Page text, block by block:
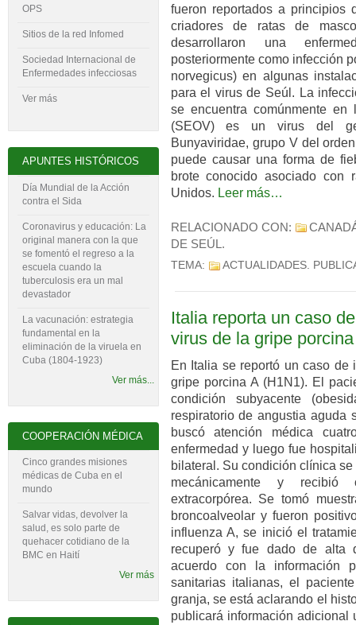
fueron reportados a principios
criadores de ratas de
desarrollaron una
posteriormente como infección
norvegicus) en algunas
para el virus de Seúl. La
se encuentra comúnmente
(SEOV) es un virus del
Bunyaviridae, grupo V del
puede causar una forma de
brote conocido asociado con
Unidos. Leer más…
RELACIONADO CON:
DE SEÚL .
TEMA: ACTUALIDADES.
Italia reporta un caso
virus de la gripe
En Italia se reportó un caso
gripe porcina A (H1N1). El
condición subyacente
respiratorio de angustia aguda
buscó atención médica
enfermedad y luego fue
bilateral. Su condición clínica
mecánicamente y recibió
extracorpórea. Se tomó
broncoalveolar y fueron
influenza A, se inició el
recuperó y fue dado de alta
acuerdo con la información
sanitarias italianas, el
granja, se está aclarando el
publicará información
OPS
Sitios de la red Infomed
Sociedad Internacional de
Enfermedades infecciosas
Ver más
APUNTES HISTÓRICOS
Día Mundial de la Acción
contra el Sida
Coronavirus y educación: La
original manera con la que
se fomentó el regreso a la
escuela cuando la
tuberculosis era un mal
devastador
La vacunación: estrategia
fundamental en la
eliminación de la viruela en
Cuba (1804-‍1923)
Ver más...
COOPERACIÓN MÉDICA
Cinco grandes misiones
médicas de Cuba en el
mundo
Salvar vidas, devolver la
salud, es solo parte de
quehacer cotidiano de la
BMC en Haití
Ver más